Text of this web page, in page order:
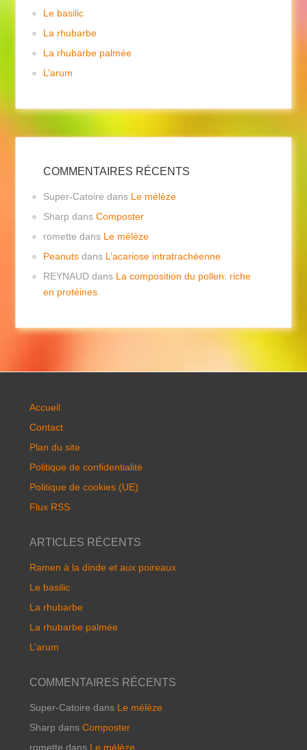
Le basilic
La rhubarbe
La rhubarbe palmée
L’arum
COMMENTAIRES RÉCENTS
Super-Catoire dans Le mélèze
Sharp dansComposter
romette dans Le mélèze
Peanuts dans L’acariose intratrachéenne
REYNAUD dans La composition du pollen: riche
en protéines
Accueil
Contact
Plan du site
Politique de confidentialité
Politique de cookies (UE)
Flux RSS
ARTICLES RÉCENTS
Ramen à la dinde et aux poireaux
Le basilic
La rhubarbe
La rhubarbe palmée
L’arum
COMMENTAIRES RÉCENTS
Super-Catoire dans Le mélèze
Sharp dans Composter
romette dans Le mélèze